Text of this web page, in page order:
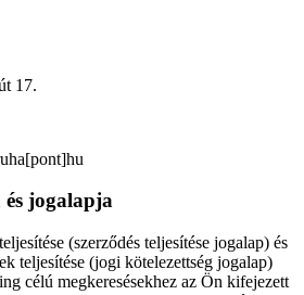
17.
és jogalapja
(szerződés teljesítése jogalap) és
teljesítése (jogi kötelezettség jogalap)
célú megkeresésekhez az Ön kifejezett